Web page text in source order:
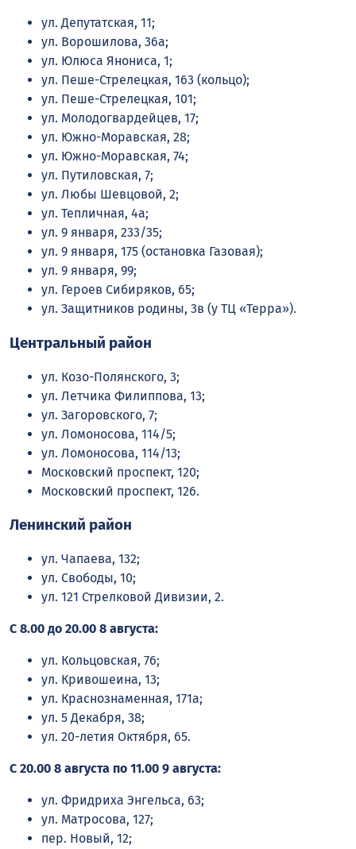
ул. Депутатская, 11;
ул. Ворошилова, 36а;
ул. Юлюса Янониса, 1;
ул. Пеше-Стрелецкая, 163 (кольцо);
ул. Пеше-Стрелецкая, 101;
ул. Молодогвардейцев, 17;
ул. Южно-Моравская, 28;
ул. Южно-Моравская, 74;
ул. Путиловская, 7;
ул. Любы Шевцовой, 2;
ул. Тепличная, 4а;
ул. 9 января, 233/35;
ул. 9 января, 175 (остановка Газовая);
ул. 9 января, 99;
ул. Героев Сибиряков, 65;
ул. Защитников родины, 3в (у ТЦ «Терра»).
Центральный район
ул. Козо-Полянского, 3;
ул. Летчика Филиппова, 13;
ул. Загоровского, 7;
ул. Ломоносова, 114/5;
ул. Ломоносова, 114/13;
Московский проспект, 120;
Московский проспект, 126.
Ленинский район
ул. Чапаева, 132;
ул. Свободы, 10;
ул. 121 Стрелковой Дивизии, 2.
С 8.00 до 20.00 8 августа:
ул. Кольцовская, 76;
ул. Кривошеина, 13;
ул. Краснознаменная, 171а;
ул. 5 Декабря, 38;
ул. 20-летия Октября, 65.
С 20.00 8 августа по 11.00 9 августа:
ул. Фридриха Энгельса, 63;
ул. Матросова, 127;
пер. Новый, 12;